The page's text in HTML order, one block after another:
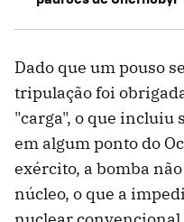
Dado que um pouso
tripulação foi
"carga", o que incluiu
em algum ponto do
exército, a bomba
núcleo, o que a